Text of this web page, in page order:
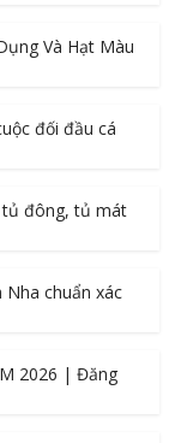
Và Hạt Màu
đối đầu cá
tủ đông, tủ mát
Nha chuẩn xác
2026 | Đăng